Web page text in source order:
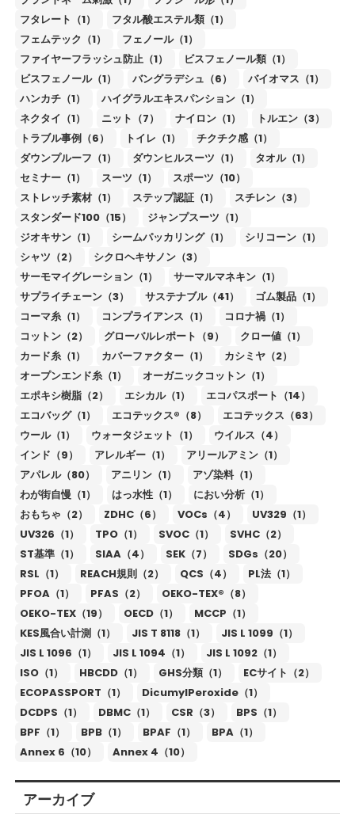
フタレート（1）
フタル酸エステル類（1）
フェムテック（1）
フェノール（1）
ファイヤーフラッシュ防止（1）
ビスフェノール類（1）
ビスフェノール（1）
バングラデシュ（6）
バイオマス（1）
ハンカチ（1）
ハイグラルエキスパンション（1）
ネクタイ（1）
ニット（7） ナイロン（1）
トルエン（3）
トラブル事例（6）
トイレ（1）
チクチク感（1）
ダウンプルーフ（1）
ダウンヒルスーツ（1）
タオル（1）
セミナー（1）
スーツ（1）
スポーツ（10）
ストレッチ素材（1）
ステップ認証（1）
スチレン（3）
スタンダード100（15）
ジャンプスーツ（1）
ジオキサン（1）
シームパッカリング（1）
シリコーン（1）
シャツ（2）
シクロヘキサノン（3）
サーモマイグレーション（1）
サーマルマネキン（1）
サプライチェーン（3）
サステナブル（41）
ゴム製品（1）
コーマ糸（1）
コンプライアンス（1）
コロナ禍（1）
コットン（2）
グローバルレポート（9）
クロー値（1）
カード糸（1）
カバーファクター（1）
カシミヤ（2）
オープンエンド糸（1）
オーガニックコットン（1）
エポキシ樹脂（2）
エシカル（1）
エコパスポート（14）
エコバッグ（1）
エコテックス®（8）
エコテックス（63）
ウール（1）
ウォータジェット（1）
ウイルス（4）
インド（9）
アレルギー（1）
アリールアミン（1）
アパレル（80）
アニリン（1）
アゾ染料（1）
わが街自慢（1）
はっ水性（1）
におい分析（1）
おもちゃ（2）
ZDHC（6） VOCs（4）
UV329（1）
UV326（1）
TPO（1） SVOC（1）
SVHC（2）
ST基準（1）
SIAA（4） SEK（7）
SDGs（20）
RSL（1）
REACH規則（2） QCS（4）
PL法（1）
PFOA（1）
PFAS（2）
OEKO-TEX®（8）
OEKO-TEX（19）
OECD（1）
MCCP（1）
KES風合い計測（1）
JIS T 8118（1）
JIS L 1099（1）
JIS L 1096（1）
JIS L 1094（1）
JIS L 1092（1）
ISO（1）
HBCDD（1） GHS分類（1）
ECサイト（2）
ECOPASSPORT（1）
DicumylPeroxide（1）
DCDPS（1）
DBMC（1） CSR（3）
BPS（1）
BPF（1）
BPB（1） BPAF（1）
BPA（1）
Annex 6（10）
Annex 4（10）
アーカイブ